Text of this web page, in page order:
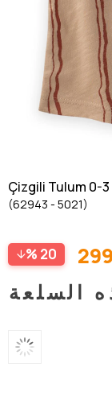
Çizgili Tulum 0-3
(62943 - 5021)
20
السلعة